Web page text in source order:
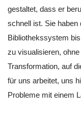
gestaltet, dass er
schnell ist. Sie haben
Bibliothekssystem
zu visualisieren,
Transformation, auf
für uns arbeitet, uns
Probleme mit einem